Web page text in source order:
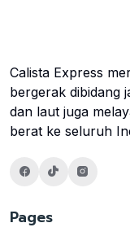
Calista Express
bergerak dibidang
dan laut juga
berat ke seluruh
Pages